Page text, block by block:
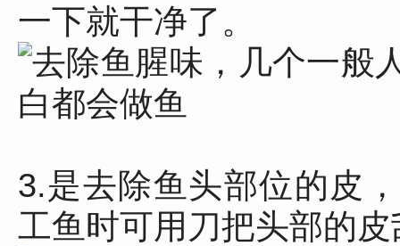
一下就干净了。
3.是去除鱼头部位的皮
工鱼时可用刀把头部的